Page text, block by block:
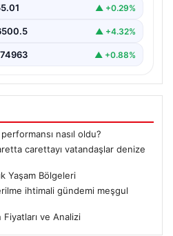
▲ +0.29%
▲ +4.32%
▲ +0.88%
performansı nasıl oldu?
carettayı vatandaşlar denize
Yaşam Bölgeleri
ihtimali gündemi meşgul
ve Analizi